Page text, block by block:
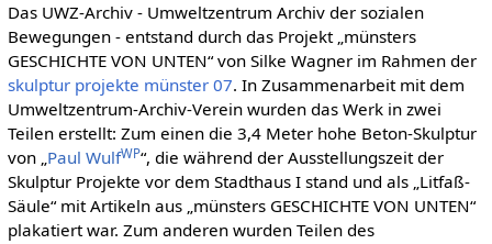
Das UWZ-Archiv - Umweltzentrum Archiv der sozialen
Bewegungen - entstand durch das Projekt „münsters
GESCHICHTE VON UNTEN“ von Silke Wagner im Rahmen der
skulptur projekte münster 07. In Zusammenarbeit mit dem
Umweltzentrum-Archiv-Verein wurden das Werk in zwei
Teilen erstellt: Zum einen die 3,4 Meter hohe Beton-Skulptur
von „Paul WulfWP“, die während der Ausstellungszeit der
Skulptur Projekte vor dem Stadthaus I stand und als „Litfaß-
Säule“ mit Artikeln aus „münsters GESCHICHTE VON UNTEN“
plakatiert war. Zum anderen wurden Teilen des